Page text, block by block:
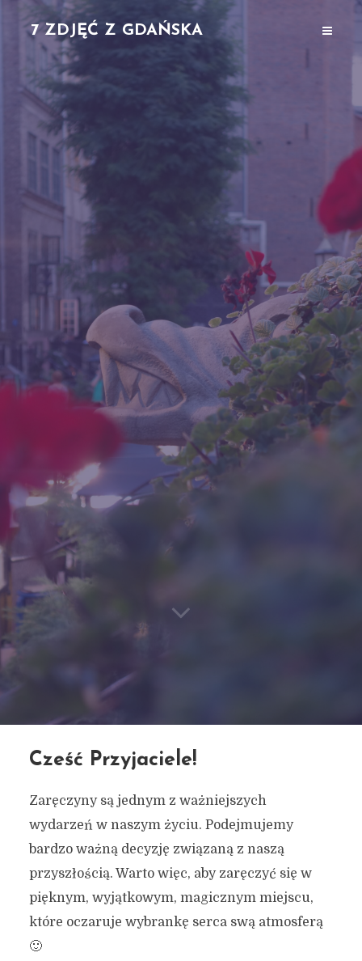
7 ZDJĘĆ Z GDAŃSKA
Cześć Przyjaciele!
Zaręczyny są jednym z ważniejszych
wydarzeń w naszym życiu. Podejmujemy
bardzo ważną decyzję związaną z naszą
przyszłością. Warto więc, aby zaręczyć się w
pięknym, wyjątkowym, magicznym miejscu,
które oczaruje wybrankę serca swą atmosferą
🙂